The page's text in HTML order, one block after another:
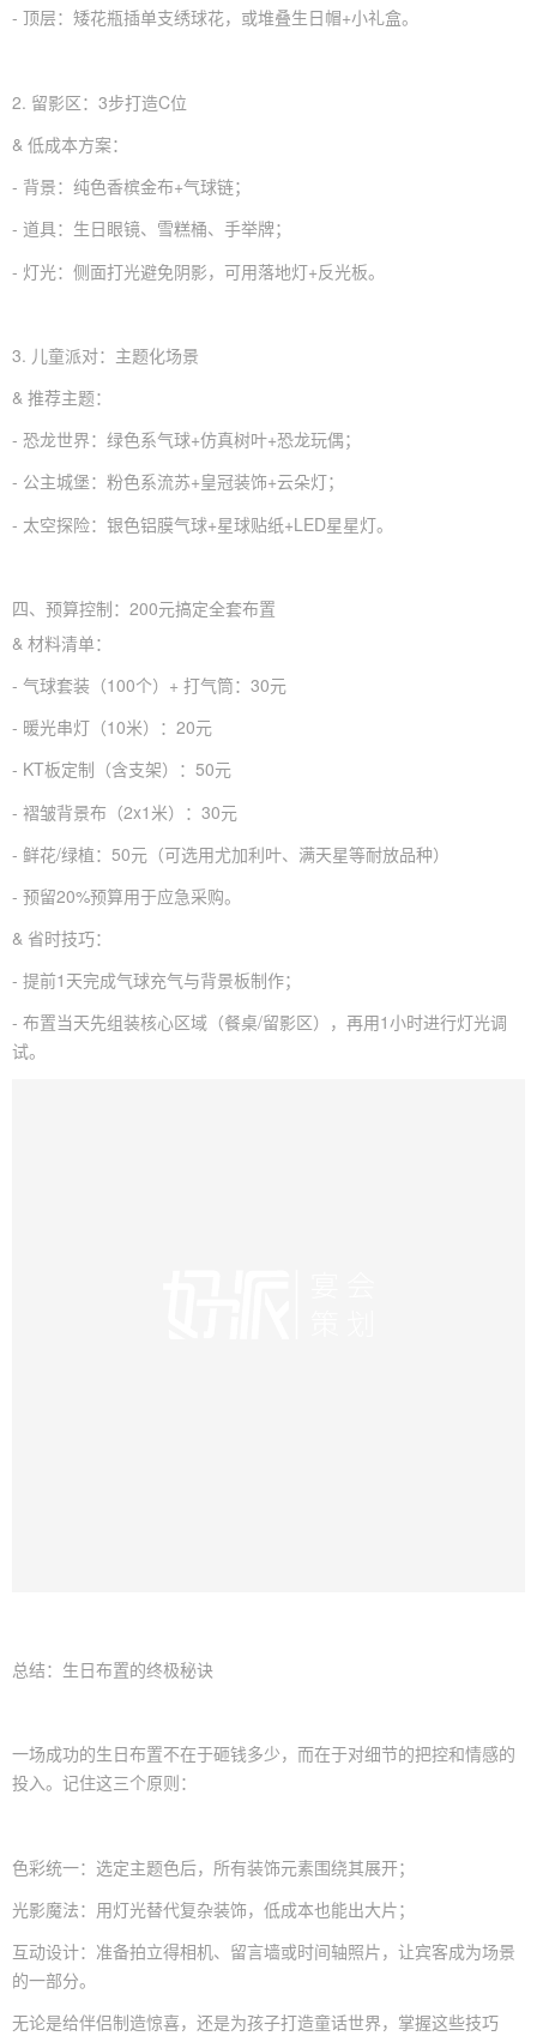
- 顶层：矮花瓶插单支绣球花，或堆叠生日帽+小礼盒。
2. 留影区：3步打造C位
& 低成本方案：
- 背景：纯色香槟金布+气球链；
- 道具：生日眼镜、雪糕桶、手举牌；
- 灯光：侧面打光避免阴影，可用落地灯+反光板。
3. 儿童派对：主题化场景
& 推荐主题：
- 恐龙世界：绿色系气球+仿真树叶+恐龙玩偶；
- 公主城堡：粉色系流苏+皇冠装饰+云朵灯；
- 太空探险：银色铝膜气球+星球贴纸+LED星星灯。
四、预算控制：200元搞定全套布置
& 材料清单：
- 气球套装（100个）+ 打气筒：30元
- 暖光串灯（10米）：20元
- KT板定制（含支架）：50元
- 褶皱背景布（2x1米）：30元
- 鲜花/绿植：50元（可选用尤加利叶、满天星等耐放品种）
- 预留20%预算用于应急采购。
& 省时技巧：
- 提前1天完成气球充气与背景板制作；
- 布置当天先组装核心区域（餐桌/留影区），再用1小时进行灯光调
试。
总结：生日布置的终极秘诀
一场成功的生日布置不在于砸钱多少，而在于对细节的把控和情感的
投入。记住这三个原则：
色彩统一：选定主题色后，所有装饰元素围绕其展开；
光影魔法：用灯光替代复杂装饰，低成本也能出大片；
互动设计：准备拍立得相机、留言墙或时间轴照片，让宾客成为场景
的一部分。
无论是给伴侣制造惊喜，还是为孩子打造童话世界，掌握这些技巧